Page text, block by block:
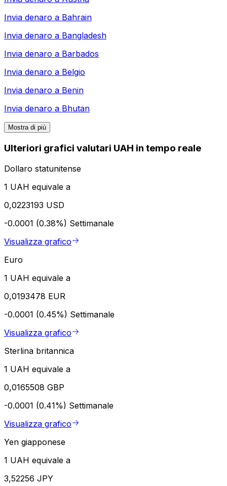
Invia denaro a Bahrain
Invia denaro a Bangladesh
Invia denaro a Barbados
Invia denaro a Belgio
Invia denaro a Benin
Invia denaro a Bhutan
Mostra di più
Ulteriori grafici valutari UAH in tempo reale
Dollaro statunitense
1 UAH equivale a
0,0223193 USD
-0.0001 (0.38%) Settimanale
Visualizza grafico
Euro
1 UAH equivale a
0,0193478 EUR
-0.0001 (0.45%) Settimanale
Visualizza grafico
Sterlina britannica
1 UAH equivale a
0,0165508 GBP
-0.0001 (0.41%) Settimanale
Visualizza grafico
Yen giapponese
1 UAH equivale a
3,52256 JPY